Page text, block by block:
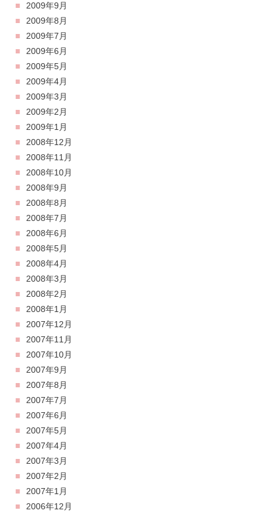
2009年9月
2009年8月
2009年7月
2009年6月
2009年5月
2009年4月
2009年3月
2009年2月
2009年1月
2008年12月
2008年11月
2008年10月
2008年9月
2008年8月
2008年7月
2008年6月
2008年5月
2008年4月
2008年3月
2008年2月
2008年1月
2007年12月
2007年11月
2007年10月
2007年9月
2007年8月
2007年7月
2007年6月
2007年5月
2007年4月
2007年3月
2007年2月
2007年1月
2006年12月